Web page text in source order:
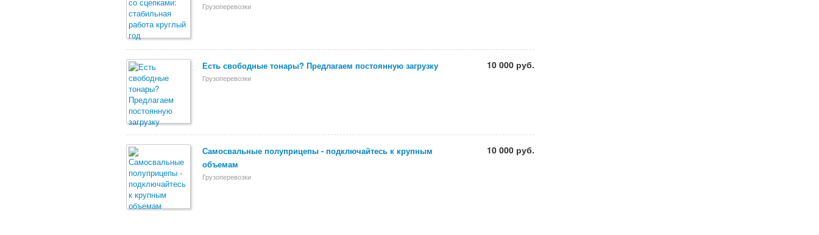
Грузоперевозки
Есть свободные тонары? Предлагаем постоянную загрузку
Грузоперевозки
10 000 руб.
Самосвальные полуприцепы - подключайтесь к крупным
объемам
Грузоперевозки
10 000 руб.